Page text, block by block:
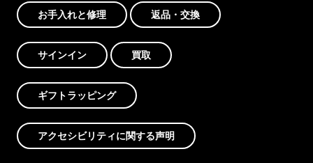
お手入れと修理 返品・交換
サインイン 買取
ギフトラッピング
アクセシビリティに関する声明